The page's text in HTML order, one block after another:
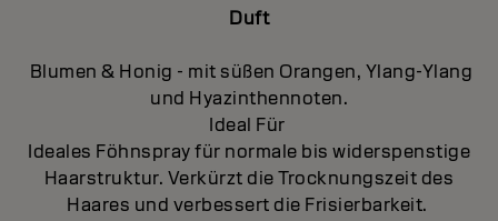
Duft
Blumen & Honig - mit süßen Orangen, Ylang-Ylang
und Hyazinthennoten.
Ideal Für
Ideales Föhnspray für normale bis widerspenstige
Haarstruktur. Verkürzt die Trocknungszeit des
Haares und verbessert die Frisierbarkeit.